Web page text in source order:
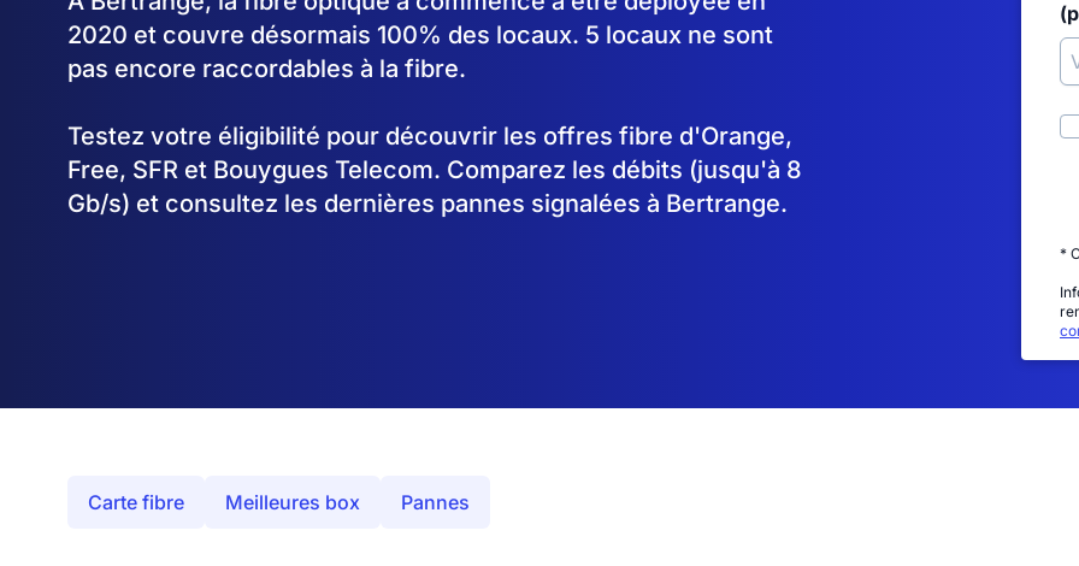
2020 et couvre désormais 100% des locaux. 5 locaux ne sont
pas encore raccordables à la fibre.
Testez votre éligibilité pour découvrir les offres fibre d'Orange,
Free, SFR et Bouygues Telecom. Comparez les débits (jusqu'à 8
Gb/s) et consultez les dernières pannes signalées à Bertrange.
*
Carte fibre Meilleures box Pannes